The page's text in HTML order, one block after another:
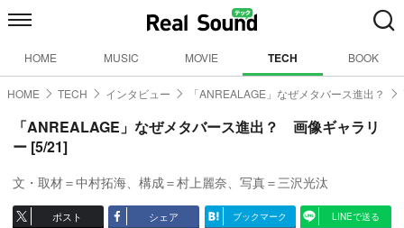
HOME MUSIC MOVIE TECH BOOK
HOME TECH インタビュー 「ANREALAGE」なぜメタバース進出？
「ANREALAGE」なぜメタバース進出？ 画像ギャラリ
ー [5/21]
文・取材＝中村拓海、構成＝村上麗奈、写真＝三沢光汰
ポスト シェア ブックマーク LINEで送る